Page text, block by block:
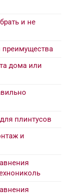
и не
преимущества
дома или
плинтусов
и